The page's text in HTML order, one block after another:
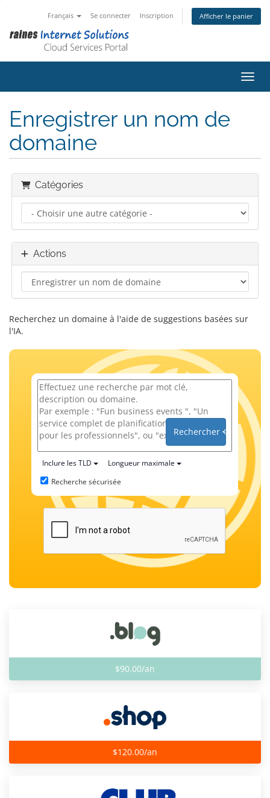
Français Se connecter Inscription Afficher le panier
Enregistrer un nom de
domaine
Catégories
Actions
Recherchez un domaine à l'aide de suggestions basées sur
l'IA.
Rechercher
Inclure les TLD
Longueur maximale
Recherche sécurisée
$90.00/an
$120.00/an